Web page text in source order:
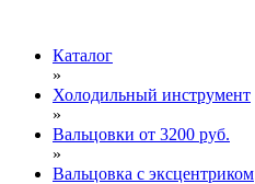
Каталог
»
Холодильный инструмент
»
Вальцовки от 3200 руб.
»
Вальцовка c эксцентриком